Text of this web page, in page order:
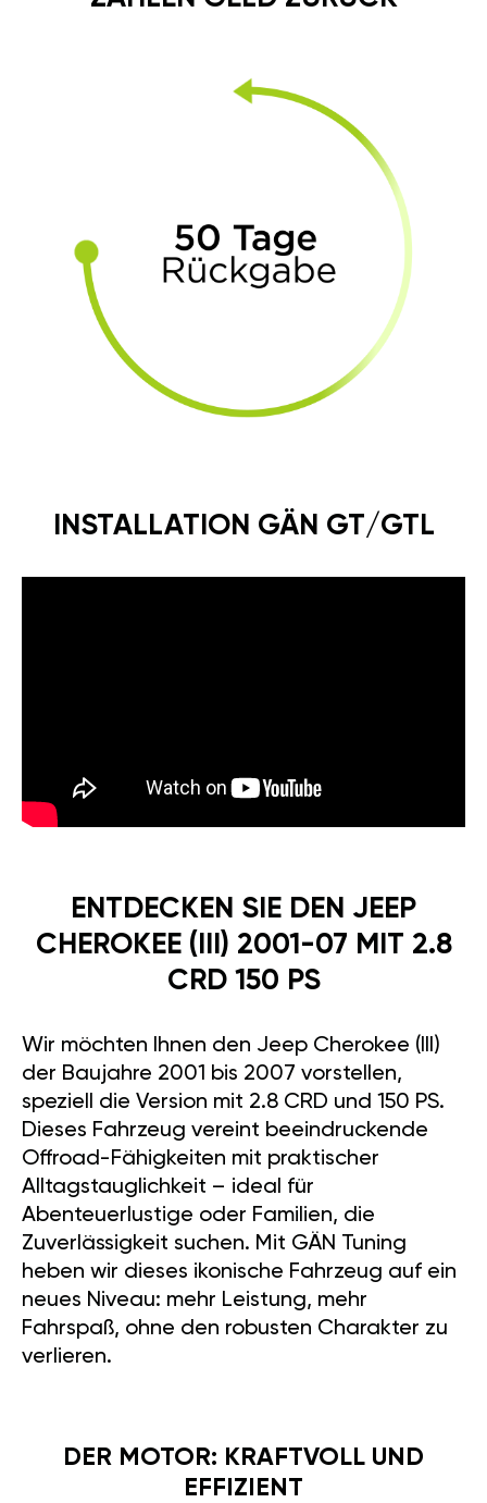
INSTALLATION GÄN GT/GTL
ENTDECKEN SIE DEN JEEP
CHEROKEE (III) 2001-07 MIT 2.8
CRD 150 PS
Wir möchten Ihnen den Jeep Cherokee (III)
der Baujahre 2001 bis 2007 vorstellen,
speziell die Version mit 2.8 CRD und 150 PS.
Dieses Fahrzeug vereint beeindruckende
Offroad-Fähigkeiten mit praktischer
Alltagstauglichkeit – ideal für
Abenteuerlustige oder Familien, die
Zuverlässigkeit suchen. Mit GÄN Tuning
heben wir dieses ikonische Fahrzeug auf ein
neues Niveau: mehr Leistung, mehr
Fahrspaß, ohne den robusten Charakter zu
verlieren.
DER MOTOR: KRAFTVOLL UND
EFFIZIENT